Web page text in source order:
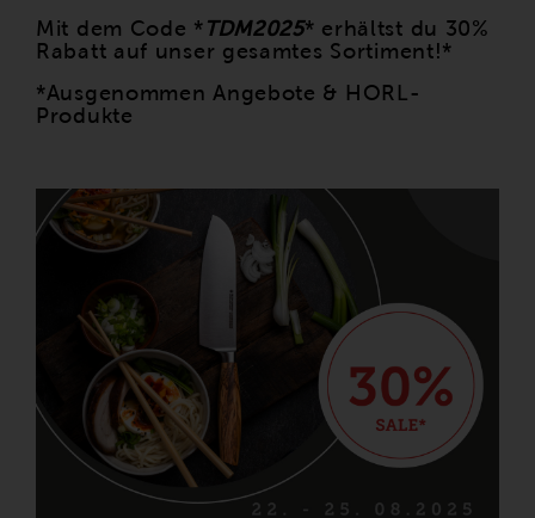
Mit dem Code * TDM2025* erhältst du 30%
Rabatt auf unser gesamtes Sortiment!*
*Ausgenommen Angebote & HORL-
Produkte